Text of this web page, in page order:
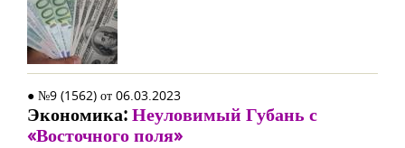
● №9 (1562) от 06.03.2023
Экономика:Неуловимый Губань с
«Восточного поля»